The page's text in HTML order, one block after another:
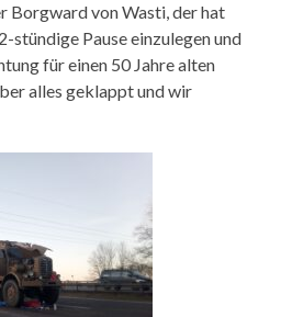
Borgward von Wasti, der hat
stündige Pause einzulegen und
für einen 50 Jahre alten
alles geklappt und wir